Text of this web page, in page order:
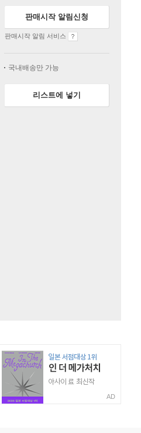
판매시작 알림신청
판매시작 알림 서비스
국내배송만 가능
리스트에 넣기
AD